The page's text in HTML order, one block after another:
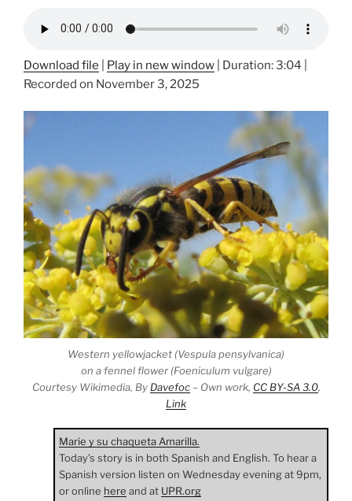
Download file Play in new window Duration: 3:04
Recorded on November 3, 2025
Western yellowjacket (Vespula pensylvanica)
on a fennel flower (Foeniculum vulgare)
Courtesy Wikimedia, ByDavefoc– Own work, CC BY-SA 3.0,
Link
Marie y su chaqueta Amarilla.
Today’s story is in both Spanish and English. To hear a
Spanish version listen on Wednesday evening at 9pm,
or online here and at UPR.org